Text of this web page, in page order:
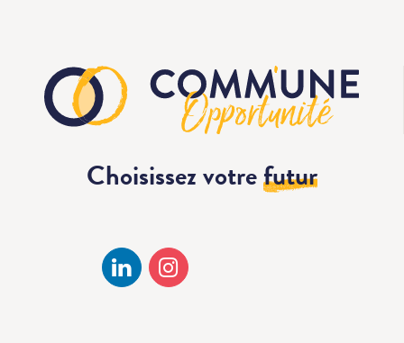
Choisissez votrefutur